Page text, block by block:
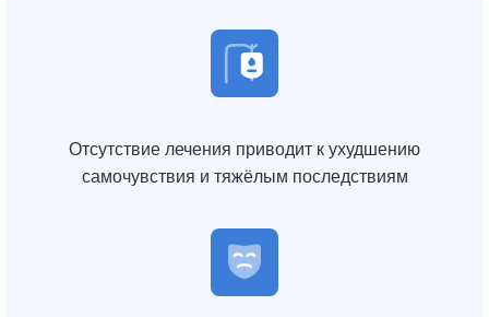
Отсутствие лечения приводит к ухудшению
самочувствия и тяжёлым последствиям